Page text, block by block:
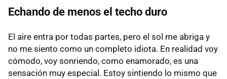
Echando de menos el techo duro
El aire entra por todas partes, pero el sol me abriga y
no me siento como un completo idiota. En realidad voy
cómodo, voy sonriendo, como enamorado, es una
sensación muy especial. Estoy sintiendo lo mismo que